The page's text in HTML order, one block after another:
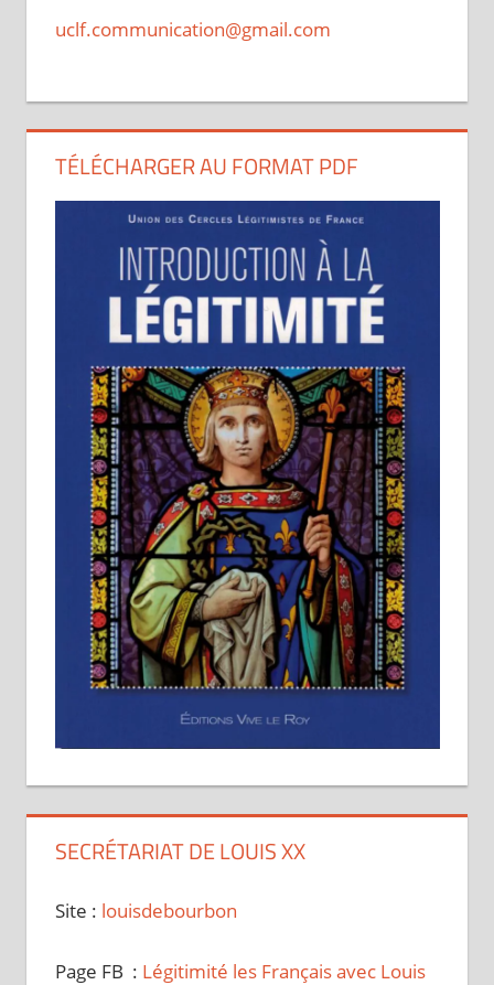
uclf.communication@gmail.com
TÉLÉCHARGER AU FORMAT PDF
SECRÉTARIAT DE LOUIS XX
Site : louisdebourbon
Page FB : Légitimité les Français avec Louis